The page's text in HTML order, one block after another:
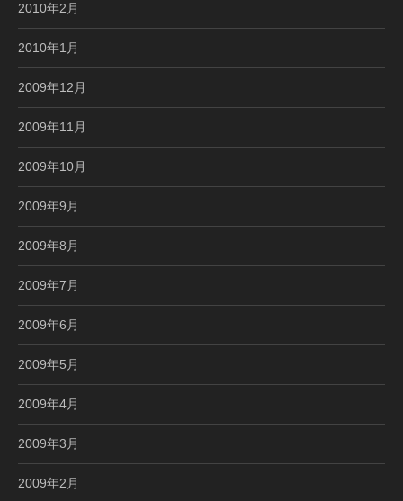
2010年2月
2010年1月
2009年12月
2009年11月
2009年10月
2009年9月
2009年8月
2009年7月
2009年6月
2009年5月
2009年4月
2009年3月
2009年2月